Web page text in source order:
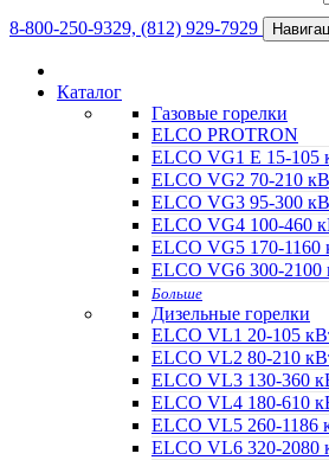
8-800-250-9329, (812) 929-7929
Каталог
Газовые горелки
ELCO PROTRON
ELCO VG1 E 15-105
ELCO VG2 70-210
ELCO VG3 95-300
ELCO VG4 100-460
ELCO VG5 170-1160
ELCO VG6 300-2100
Больше
Дизельные горелки
ELCO VL1 20-105
ELCO VL2 80-210
ELCO VL3 130-360
ELCO VL4 180-610
ELCO VL5 260-1186
ELCO VL6 320-2080